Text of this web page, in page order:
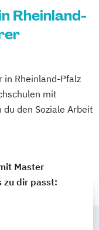
Rheinland-
in Rheinland-Pfalz
mit
den Soziale Arbeit
Master
zu dir passt: